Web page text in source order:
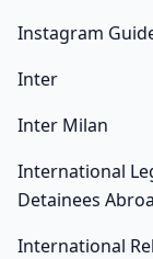
Instagram
Inter
Inter Milan
International
Detainees
International